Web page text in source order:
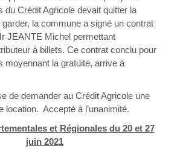
du Crédit Agricole devait quitter la
la commune a signé un contrat
JEANTE Michel permettant
à billets. Ce contrat conclu pour
moyennant la gratuité, arrive à
de demander au Crédit Agricole une
location. Accepté à l’unanimité.
et Régionales du 20 et 27
juin 2021